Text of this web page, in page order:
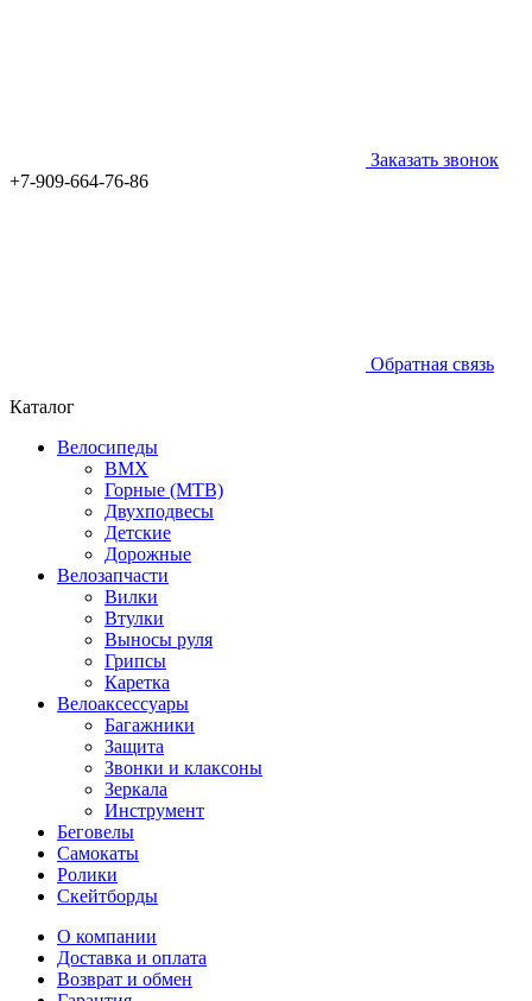
Заказать звонок
+7-909-664-76-86
Обратная связь
Каталог
Велосипеды
BMX
Горные (MTB)
Двухподвесы
Детские
Дорожные
Велозапчасти
Вилки
Втулки
Выносы руля
Грипсы
Каретка
Велоаксессуары
Багажники
Защита
Звонки и клаксоны
Зеркала
Инструмент
Беговелы
Самокаты
Ролики
Скейтборды
О компании
Доставка и оплата
Возврат и обмен